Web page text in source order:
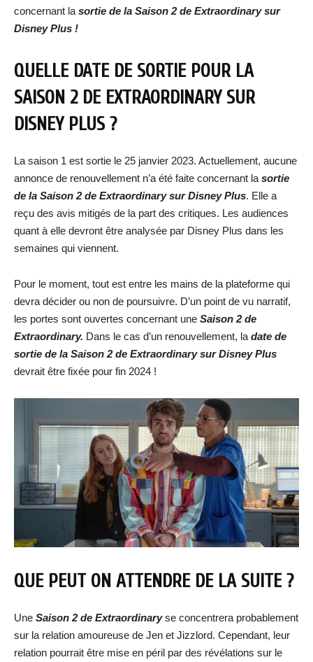
concernant la sortie de la Saison 2 de Extraordinary sur
Disney Plus !
QUELLE DATE DE SORTIE POUR LA
SAISON 2 DE EXTRAORDINARY SUR
DISNEY PLUS ?
La saison 1 est sortie le 25 janvier 2023. Actuellement, aucune
annonce de renouvellement n’a été faite concernant la sortie
de la Saison 2 de Extraordinary sur Disney Plus. Elle a
reçu des avis mitigés de la part des critiques. Les audiences
quant à elle devront être analysée par Disney Plus dans les
semaines qui viennent.
Pour le moment, tout est entre les mains de la plateforme qui
devra décider ou non de poursuivre. D’un point de vu narratif,
les portes sont ouvertes concernant une Saison 2 de
Extraordinary. Dans le cas d’un renouvellement, la date de
sortie de la Saison 2 de Extraordinary sur Disney Plus
devrait être fixée pour fin 2024 !
QUE PEUT ON ATTENDRE DE LA SUITE ?
Une Saison 2 de Extraordinaryse concentrera probablement
sur la relation amoureuse de Jen et Jizzlord. Cependant, leur
relation pourrait être mise en péril par des révélations sur le